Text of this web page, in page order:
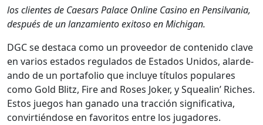
los clientes de Cae­sars Palace Online Casi­no en Pen­sil­va­nia,
después de un lan­za­mien­to exi­toso en Michi­gan.
DGC se desta­ca como un provee­dor de con­tenido clave
en var­ios esta­dos reg­u­la­dos de Esta­dos Unidos, alarde­
an­do de un portafo­lio que incluye títu­los pop­u­lares
como Gold Blitz, Fire and Ros­es Jok­er, y Squealin’ Rich­es.
Estos jue­gos han gana­do una trac­ción sig­ni­fica­ti­va,
con­vir­tién­dose en favoritos entre los jugadores.